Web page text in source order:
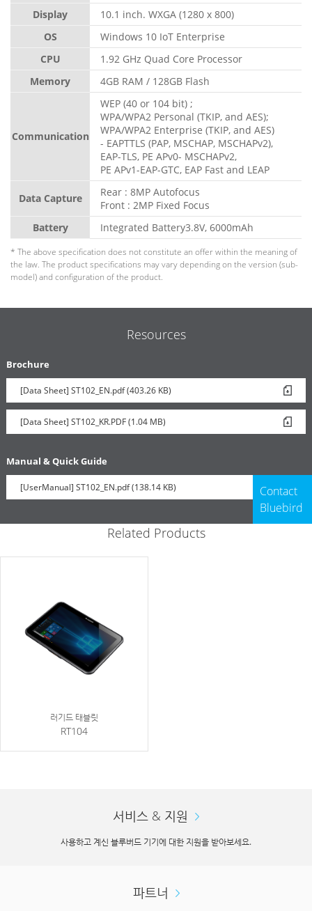
Display
10.1 inch. WXGA (1280 x 800)
OS
Windows 10 IoT Enterprise
CPU
1.92 GHz Quad Core Processor
Memory
4GB RAM / 128GB Flash
Communication
WEP (40 or 104 bit) ;
WPA/WPA2 Personal (TKIP, and AES);
WPA/WPA2 Enterprise (TKIP, and AES)
- EAPTTLS (PAP, MSCHAP, MSCHAPv2),
EAP-TLS, PE APv0- MSCHAPv2,
PE APv1-EAP-GTC, EAP Fast and LEAP
Data Capture
Rear : 8MP Autofocus
Front : 2MP Fixed Focus
Battery
Integrated Battery3.8V, 6000mAh
* The above specification does not constitute an offer within the meaning of
the law. The product specifications may vary depending on the version (sub-
model) and configuration of the product.
Resources
Brochure
[Data Sheet] ST102_EN.pdf (403.26 KB)
[Data Sheet] ST102_KR.PDF (1.04 MB)
Manual & Quick Guide
[UserManual] ST102_EN.pdf (138.14 KB)
Contact
Bluebird
Related Products
러기드 태블릿
RT104
서비스 & 지원
사용하고 계신 블루버드 기기에 대한 지원을 받아보세요.
파트너